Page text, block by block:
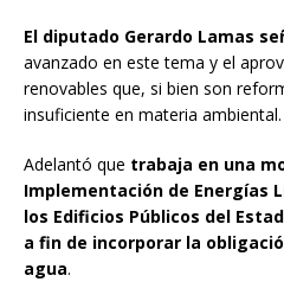
El diputado Gerardo Lamas
avanzado en este tema y el
renovables que, si bien son
insuficiente en materia ambiental.
Adelantó que trabaja en una
Implementación de Energías
los Edificios Públicos del
a fin de incorporar la
agua.